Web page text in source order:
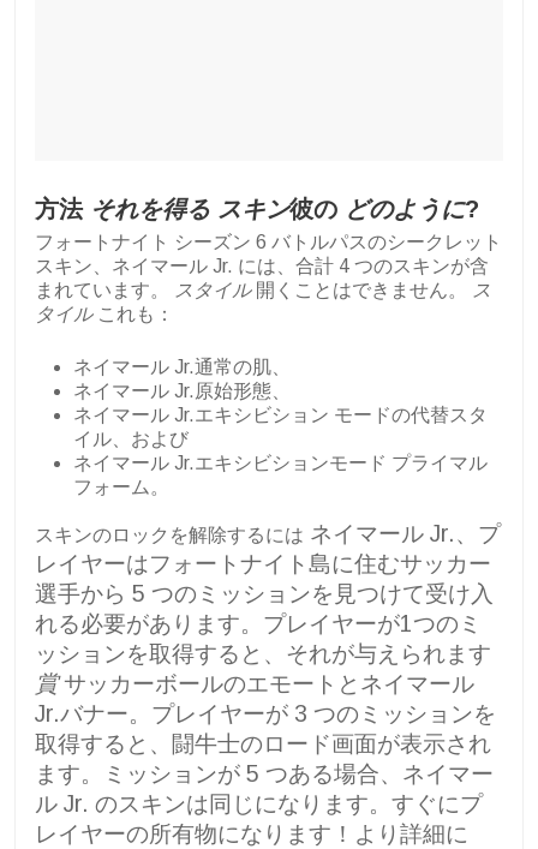
方法 それを得る スキン彼の どのように?
フォートナイト シーズン 6 バトルパスのシークレット
スキン、ネイマール Jr. には、合計 4 つのスキンが含
まれています。
スタイル開くことはできません。
ス
タイルこれも：
ネイマール Jr.通常の肌、
ネイマール Jr.原始形態、
ネイマール Jr.エキシビション モードの代替スタ
イル、および
ネイマール Jr.エキシビションモード プライマル
フォーム。
スキンのロックを解除するには ネイマール Jr.、プ
レイヤーはフォートナイト島に住むサッカー
選手から 5 つのミッションを見つけて受け入
れる必要があります。プレイヤーが1つのミ
ッションを取得すると、それが与えられます
賞サッカーボールのエモートとネイマール
Jr.バナー。プレイヤーが 3 つのミッションを
取得すると、闘牛士のロード画面が表示され
ます。ミッションが 5 つある場合、ネイマー
ル Jr. のスキンは同じになります。すぐにプ
レイヤーの所有物になります！より詳細に